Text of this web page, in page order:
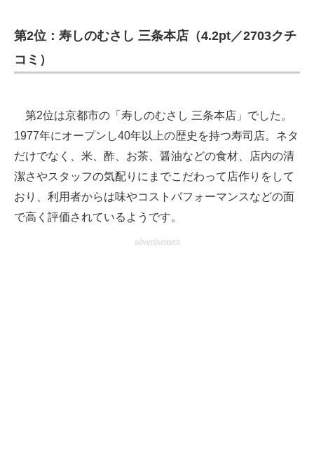
エネルギーの専門メディア
ちょっと気になるネットの話題
第2位：寿しのむさし 三条本店（4.2pt／2703クチ
コミ）
第2位は京都市の「寿しのむさし 三条本店」でした。
1977年にオープンし40年以上の歴史を持つ寿司店。ネタ
だけでなく、米、酢、お茶、醤油などの食材、店内の清
潔さやスタッフの気配りにまでこだわって店作りをして
おり、利用者からは味やコストパフォーマンスなどの面
で高く評価されているようです。
advertisement